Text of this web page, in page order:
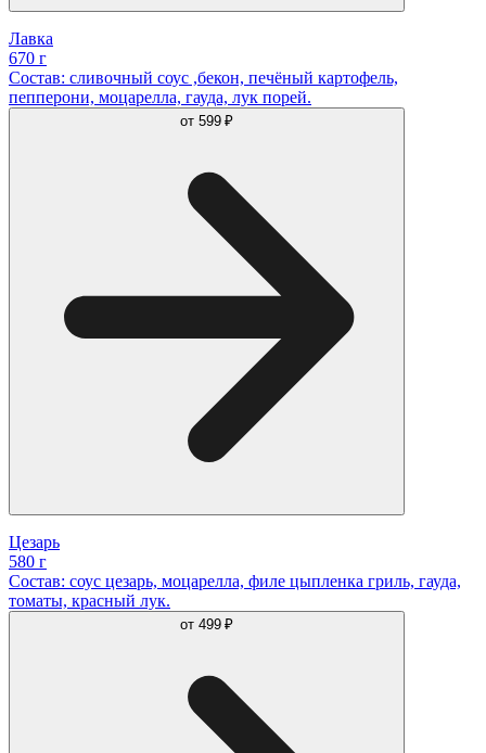
Лавка
670 г
Состав: сливочный соус ,бекон, печёный картофель,
пепперони, моцарелла, гауда, лук порей.
от 599 ₽
Цезарь
580 г
Состав: соус цезарь, моцарелла, филе цыпленка гриль, гауда,
томаты, красный лук.
от 499 ₽